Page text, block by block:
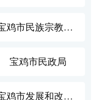
宝鸡市民族宗教事务局
宝鸡市民政局
宝鸡市发展和改革委员会